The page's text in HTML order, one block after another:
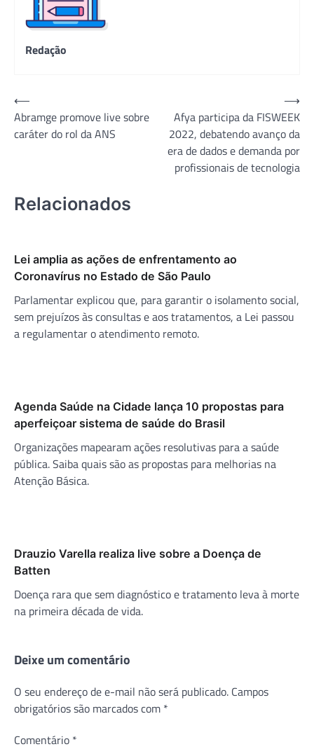
Redação
Navegação
de
Post
⟵
Abramge promove live sobre
caráter do rol da ANS
Afya participa da FISWEEK
2022, debatendo avanço da
era de dados e demanda por
profissionais de tecnologia
⟶
Relacionados
Lei amplia as ações de enfrentamento ao
Coronavírus no Estado de São Paulo
Parlamentar explicou que, para garantir o isolamento social,
sem prejuízos às consultas e aos tratamentos, a Lei passou
a regulamentar o atendimento remoto.
Agenda Saúde na Cidade lança 10 propostas para
aperfeiçoar sistema de saúde do Brasil
Organizações mapearam ações resolutivas para a saúde
pública. Saiba quais são as propostas para melhorias na
Atenção Básica.
Drauzio Varella realiza live sobre a Doença de
Batten
Doença rara que sem diagnóstico e tratamento leva à morte
na primeira década de vida.
Deixe um comentário
O seu endereço de e-mail não será publicado. Campos
obrigatórios são marcados com *
Comentário *